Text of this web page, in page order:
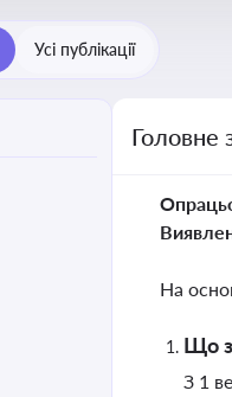
Усі публікації
Головне
На
Що
З 1